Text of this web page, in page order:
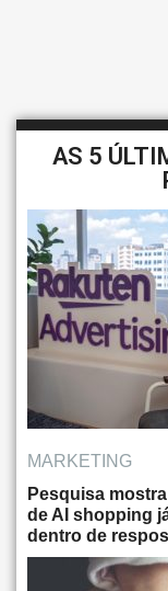
AS 5
MARKETING
Pesquisa
de AI shopping
dentro de